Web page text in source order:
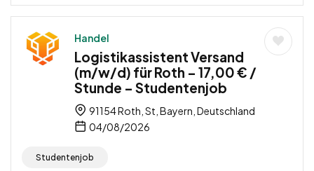
Handel
Logistikassistent Versand
(m/w/d) für Roth – 17,00 € /
Stunde – Studentenjob
91154 Roth, St, Bayern, Deutschland
04/08/2026
Studentenjob